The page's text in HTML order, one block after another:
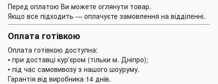
Перед оплатою Ви можете оглянути товар.
Якщо все підходить — оплачуєте замовлення на відділенні.
Оплата готівкою
Оплата готівкою доступна:
• при доставці кур'єром (тільки м. Дніпро);
• під час самовивозу з нашого шоуруму.
Гарантія від виробника 14 днів.